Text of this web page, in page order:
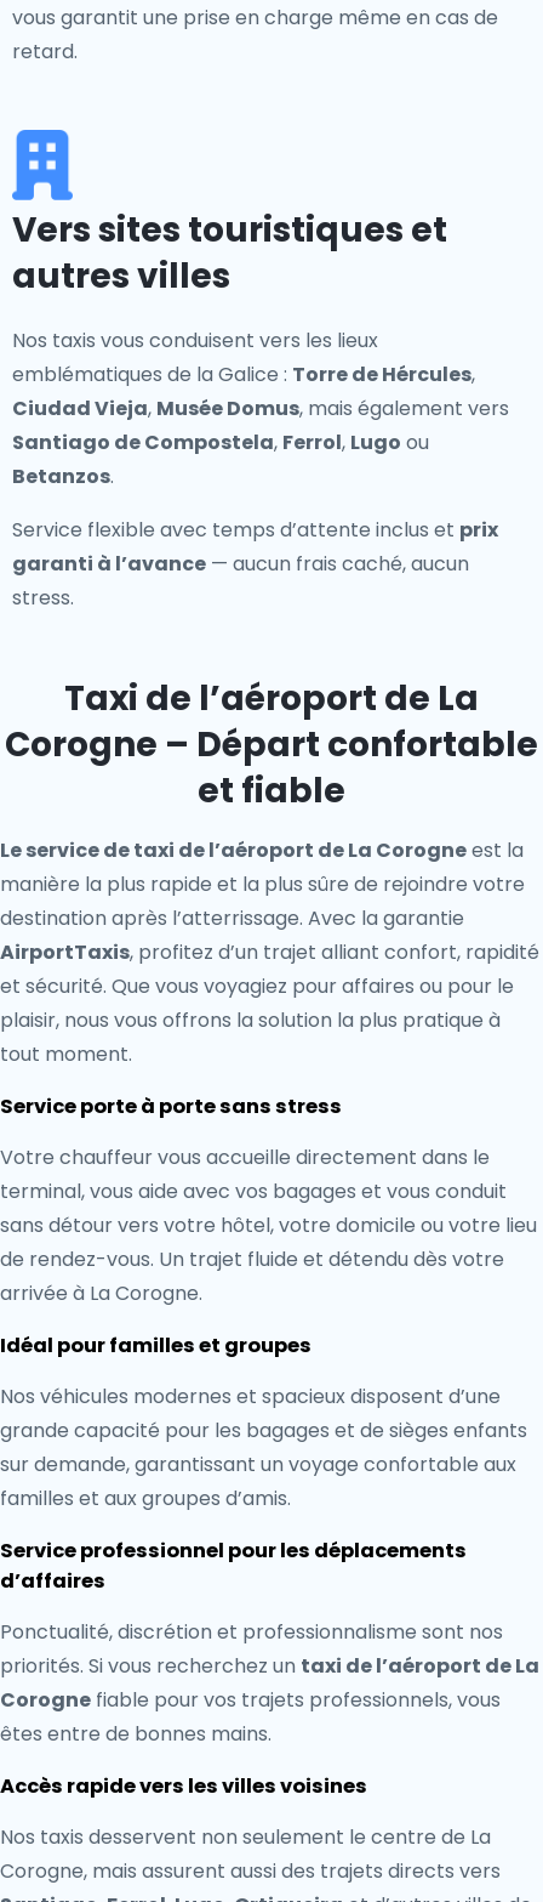
vous garantit une prise en charge même en cas de
retard.
Vers sites touristiques et
autres villes
Nos taxis vous conduisent vers les lieux
emblématiques de la Galice : Torre de Hércules,
Ciudad Vieja, Musée Domus, mais également vers
Santiago de Compostela, Ferrol, Lugo ou
Betanzos.
Service flexible avec temps d’attente inclus et prix
garanti à l’avance — aucun frais caché, aucun
stress.
Taxi de l’aéroport de La
Corogne – Départ confortable
et fiable
Le service de taxi de l’aéroport de La Corogneest la
manière la plus rapide et la plus sûre de rejoindre votre
destination après l’atterrissage. Avec la garantie
AirportTaxis, profitez d’un trajet alliant confort, rapidité
et sécurité. Que vous voyagiez pour affaires ou pour le
plaisir, nous vous offrons la solution la plus pratique à
tout moment.
Service porte à porte sans stress
Votre chauffeur vous accueille directement dans le
terminal, vous aide avec vos bagages et vous conduit
sans détour vers votre hôtel, votre domicile ou votre lieu
de rendez-vous. Un trajet fluide et détendu dès votre
arrivée à La Corogne.
Idéal pour familles et groupes
Nos véhicules modernes et spacieux disposent d’une
grande capacité pour les bagages et de sièges enfants
sur demande, garantissant un voyage confortable aux
familles et aux groupes d’amis.
Service professionnel pour les déplacements
d’affaires
Ponctualité, discrétion et professionnalisme sont nos
priorités. Si vous recherchez un taxi de l’aéroport de La
Corogne fiable pour vos trajets professionnels, vous
êtes entre de bonnes mains.
Accès rapide vers les villes voisines
Nos taxis desservent non seulement le centre de La
Corogne, mais assurent aussi des trajets directs vers